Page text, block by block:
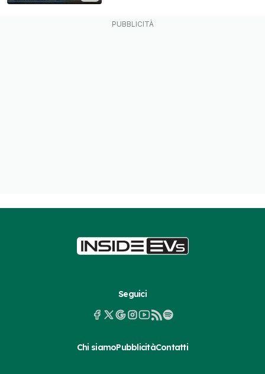
Seguici
Chi siamoPubblicitàContatti